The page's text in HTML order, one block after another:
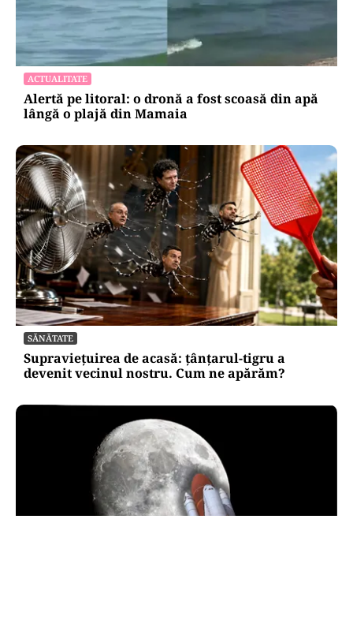
ACTUALITATE
Alertă pe litoral: o dronă a fost scoasă din apă
lângă o plajă din Mamaia
SĂNĂTATE
Supraviețuirea de acasă: țânțarul-tigru a
devenit vecinul nostru. Cum ne apărăm?